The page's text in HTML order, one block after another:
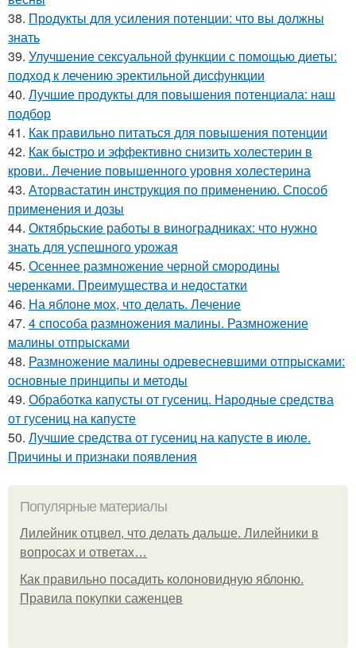
38. Продукты для усиления потенции: что вы должны
знать
39. Улучшение сексуальной функции с помощью диеты:
подход к лечению эректильной дисфункции
40. Лучшие продукты для повышения потенциала: наш
подбор
41. Как правильно питаться для повышения потенции
42. Как быстро и эффективно снизить холестерин в
крови.. Лечение повышенного уровня холестерина
43. Аторвастатин инструкция по применению. Способ
применения и дозы
44. Октябрьские работы в виноградниках: что нужно
знать для успешного урожая
45. Осеннее размножение черной смородины
черенками. Преимущества и недостатки
46. На яблоне мох, что делать. Лечение
47. 4 способа размножения малины. Размножение
малины отпрысками
48. Размножение малины одревесневшими отпрысками:
основные принципы и методы
49. Обработка капусты от гусениц. Народные средства
от гусениц на капусте
50. Лучшие средства от гусениц на капусте в июле.
Причины и признаки появления
Популярные материалы
Лилейник отцвел, что делать дальше. Лилейники в
вопросах и ответах…
Как правильно посадить колоновидную яблоню.
Правила покупки саженцев